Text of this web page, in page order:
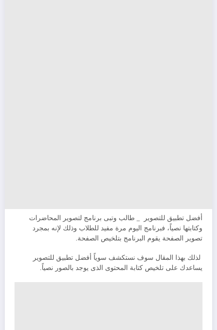
أفضل تطبيق للتصوير _ طالب وتبى برنامج لتصوير المحاضرات
وكتابتها نصياً، فبرنامج اليوم مرة مفيد للطلاب وذلك لإنه بمجرد
تصوير الصفحة يقوم البرنامج بتلخيص الصفحة.
لذلك بهذا المقال سوف نستكشف سوياً أفضل تطبيق للتصوير
يساعدك على تلخيص كتابة المحتوى الذى يوجد بالصور نصياً.